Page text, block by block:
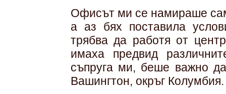
Офисът ми се намираше
а аз бях поставила
трябва да работя от
имаха предвид
съпруга ми, беше важно
Вашингтон, окръг Колумбия.